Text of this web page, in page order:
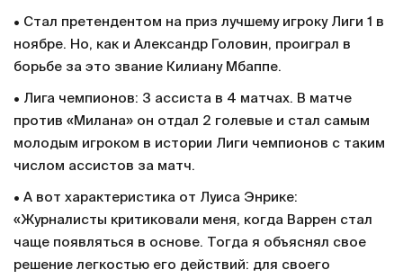
• Стал претендентом на приз лучшему игроку Лиги 1 в
ноябре. Но, как и Александр Головин, проиграл в
борьбе за это звание Килиану Мбаппе.
• Лига чемпионов: 3 ассиста в 4 матчах. В матче
против «Милана» он отдал 2 голевые и стал самым
молодым игроком в истории Лиги чемпионов с таким
числом ассистов за матч.
• А вот характеристика от Луиса Энрике:
«Журналисты критиковали меня, когда Варрен стал
чаще появляться в основе. Тогда я объяснял свое
решение легкостью его действий: для своего